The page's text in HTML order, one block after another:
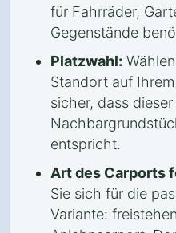
für Fahrräder,
Gegenstände
Platzwahl:
Standort auf
sicher, dass
entspricht.
Art des Carports
Sie sich für die
Variante: